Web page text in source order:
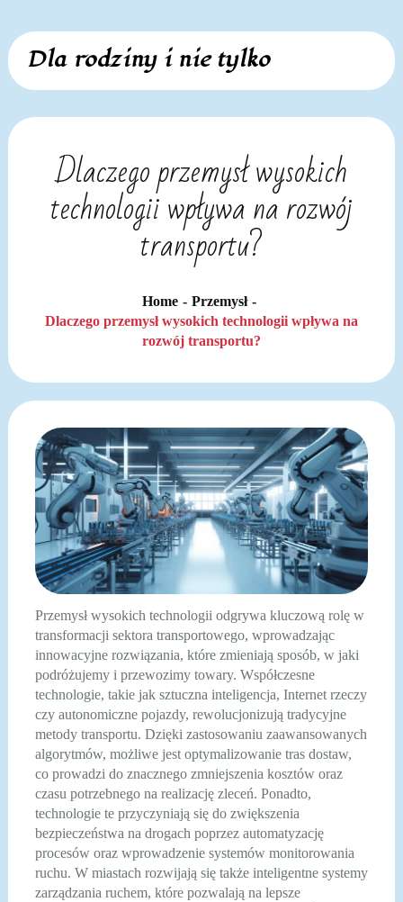
Skip
content
Dla rodziny i nie tylko
Dlaczego przemysł wysokich
technologii wpływa na rozwój
transportu?
Home
Przemysł
Dlaczego przemysł wysokich technologii wpływa na
rozwój transportu?
Przemysł wysokich technologii odgrywa kluczową rolę w
transformacji sektora transportowego, wprowadzając
innowacyjne rozwiązania, które zmieniają sposób, w jaki
podróżujemy i przewozimy towary. Współczesne
technologie, takie jak sztuczna inteligencja, Internet rzeczy
czy autonomiczne pojazdy, rewolucjonizują tradycyjne
metody transportu. Dzięki zastosowaniu zaawansowanych
algorytmów, możliwe jest optymalizowanie tras dostaw,
co prowadzi do znacznego zmniejszenia kosztów oraz
czasu potrzebnego na realizację zleceń. Ponadto,
technologie te przyczyniają się do zwiększenia
bezpieczeństwa na drogach poprzez automatyzację
procesów oraz wprowadzenie systemów monitorowania
ruchu. W miastach rozwijają się także inteligentne systemy
zarządzania ruchem, które pozwalają na lepsze